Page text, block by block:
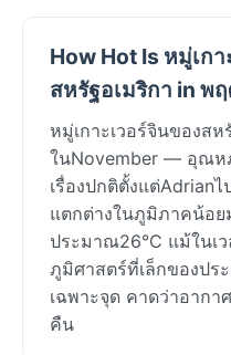
How Hot Is หมู่เก
สหรัฐอเมริกา in พ
หมู่เกาะเวอร์จินของส
ในNovember — อุณห
เรื่องปกติตั้งแต่Adrian
แตกต่างในภูมิภาคน้อ
ประมาณ26°C แม้ในเ
ภูมิศาสตร์ที่เล็กของปร
เฉพาะจุด คาดว่าอากา
คืน